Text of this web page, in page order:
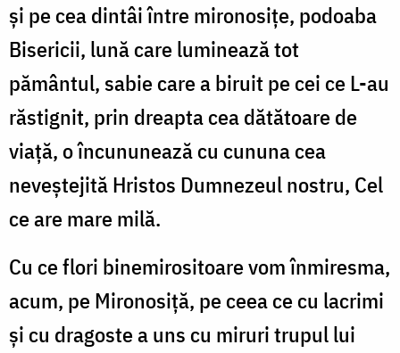
și pe cea dintâi între mironosițe, podoaba
Bisericii, lună care luminează tot
pământul, sabie care a biruit pe cei ce L-au
răstignit, prin dreapta cea dătătoare de
viață, o încununează cu cununa cea
neveștejită Hristos Dumnezeul nostru, Cel
ce are mare milă.
Cu ce flori binemirositoare vom înmiresma,
acum, pe Mironosiță, pe ceea ce cu lacrimi
și cu dragoste a uns cu miruri trupul lui